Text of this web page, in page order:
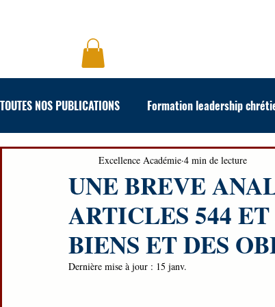
TOUTES NOS PUBLICATIONS Formation leadership
Formation concours et examen Formation en art
UNE BREVE
ARTICLES 544
BIENS ET DES
Excellence Académie 4 min de lecture
Dernière mise à jour : 15 janv.